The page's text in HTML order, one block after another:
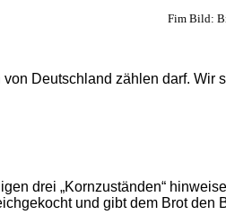
Fim Bild:
Deutschland zählen darf. Wir
drei „Kornzuständen“
und gibt dem Brot den